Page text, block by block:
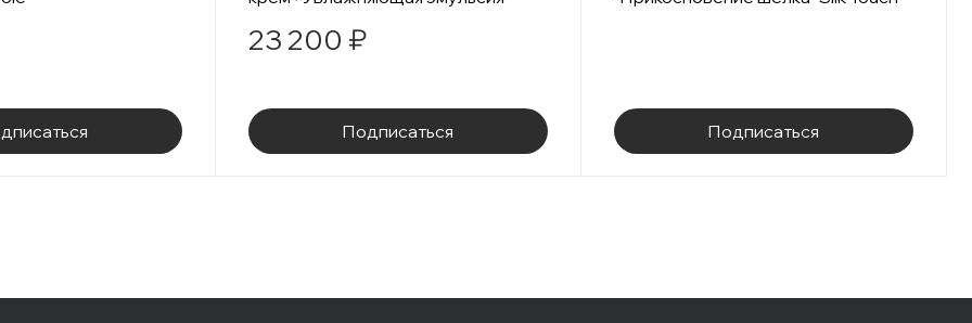
23 200 ₽
Подписаться Подписаться